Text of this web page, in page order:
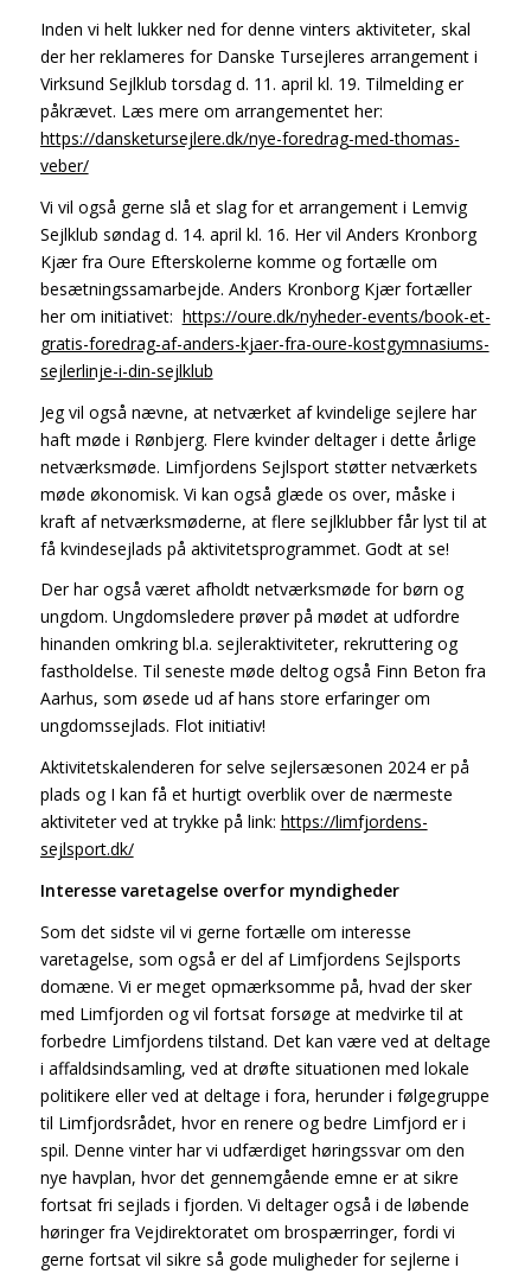
Inden vi helt lukker ned for denne vinters aktiviteter, skal
der her reklameres for Danske Tursejleres arrangement i
Virksund Sejlklub torsdag d. 11. april kl. 19. Tilmelding er
påkrævet. Læs mere om arrangementet her:
https://dansketursejlere.dk/nye-foredrag-med-thomas-
veber/
Vi vil også gerne slå et slag for et arrangement i Lemvig
Sejlklub søndag d. 14. april kl. 16. Her vil Anders Kronborg
Kjær fra Oure Efterskolerne komme og fortælle om
besætningssamarbejde. Anders Kronborg Kjær fortæller
her om initiativet: https://oure.dk/nyheder-events/book-et-
gratis-foredrag-af-anders-kjaer-fra-oure-kostgymnasiums-
sejlerlinje-i-din-sejlklub
Jeg vil også nævne, at netværket af kvindelige sejlere har
haft møde i Rønbjerg. Flere kvinder deltager i dette årlige
netværksmøde. Limfjordens Sejlsport støtter netværkets
møde økonomisk. Vi kan også glæde os over, måske i
kraft af netværksmøderne, at flere sejlklubber får lyst til at
få kvindesejlads på aktivitetsprogrammet. Godt at se!
Der har også været afholdt netværksmøde for børn og
ungdom. Ungdomsledere prøver på mødet at udfordre
hinanden omkring bl.a. sejleraktiviteter, rekruttering og
fastholdelse. Til seneste møde deltog også Finn Beton fra
Aarhus, som øsede ud af hans store erfaringer om
ungdomssejlads. Flot initiativ!
Aktivitetskalenderen for selve sejlersæsonen 2024 er på
plads og I kan få et hurtigt overblik over de nærmeste
aktiviteter ved at trykke på link: https://limfjordens-
sejlsport.dk/
Interesse varetagelse overfor myndigheder
Som det sidste vil vi gerne fortælle om interesse
varetagelse, som også er del af Limfjordens Sejlsports
domæne. Vi er meget opmærksomme på, hvad der sker
med Limfjorden og vil fortsat forsøge at medvirke til at
forbedre Limfjordens tilstand. Det kan være ved at deltage
i affaldsindsamling, ved at drøfte situationen med lokale
politikere eller ved at deltage i fora, herunder i følgegruppe
til Limfjordsrådet, hvor en renere og bedre Limfjord er i
spil. Denne vinter har vi udfærdiget høringssvar om den
nye havplan, hvor det gennemgående emne er at sikre
fortsat fri sejlads i fjorden. Vi deltager også i de løbende
høringer fra Vejdirektoratet om brospærringer, fordi vi
gerne fortsat vil sikre så gode muligheder for sejlerne i